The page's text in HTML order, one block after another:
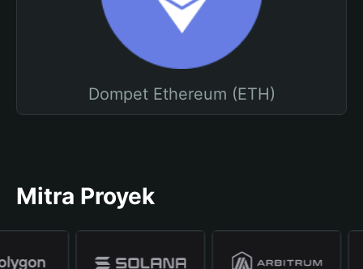
Dompet Ethereum (ETH)
Mitra Proyek